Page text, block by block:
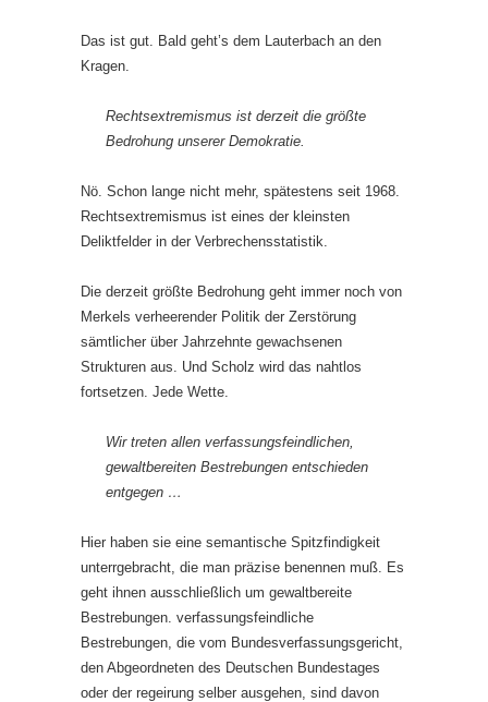
Das ist gut. Bald geht’s dem Lauterbach an den
Kragen.
Rechtsextremismus ist derzeit die größte
Bedrohung unserer Demokratie.
Nö. Schon lange nicht mehr, spätestens seit 1968.
Rechtsextremismus ist eines der kleinsten
Deliktfelder in der Verbrechensstatistik.
Die derzeit größte Bedrohung geht immer noch von
Merkels verheerender Politik der Zerstörung
sämtlicher über Jahrzehnte gewachsenen
Strukturen aus. Und Scholz wird das nahtlos
fortsetzen. Jede Wette.
Wir treten allen verfassungsfeindlichen,
gewaltbereiten Bestrebungen entschieden
entgegen …
Hier haben sie eine semantische Spitzfindigkeit
unterrgebracht, die man präzise benennen muß. Es
geht ihnen ausschließlich um gewaltbereite
Bestrebungen. verfassungsfeindliche
Bestrebungen, die vom Bundesverfassungsgericht,
den Abgeordneten des Deutschen Bundestages
oder der regeirung selber ausgehen, sind davon